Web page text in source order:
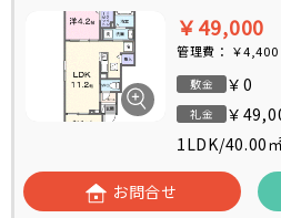
￥49,000
管理費： ￥4,400
敷金 ￥0
礼金
￥
1LDK/40.00
お問合せ